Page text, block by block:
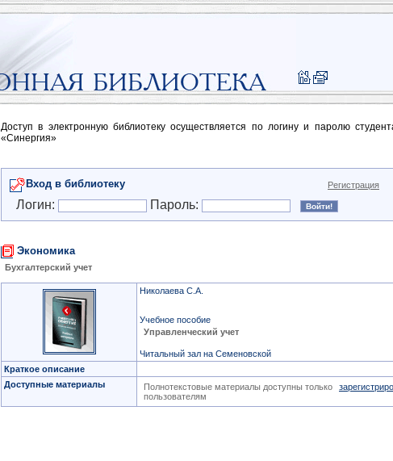
Доступ в электронную библиотеку осуществляется по логину и паролю
«Синергия»
Вход в библиотеку Регистрация
Логин: Пароль:
Экономика
Бухгалтерский учет
Николаева С.А.
Учебное пособие
Управленческий учет
Читальный зал на Семеновской
Краткое описание
Доступные материалы
Полнотекстовые материалы доступны только
пользователям